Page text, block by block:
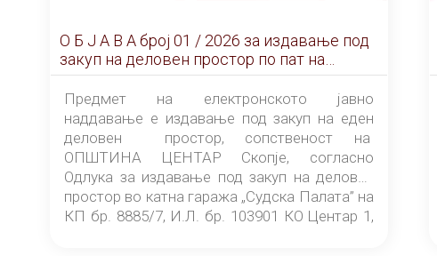
О Б Ј А В А брoj 01 / 2026 за издавање под
закуп на деловен простор по пат на
ЕЛЕКТРОНСКО ЈАВНО НАДДАВАЊЕ
Предмет на електронското јавно
наддавање е издавање под закуп на еден
деловен простор, сопственост на
ОПШТИНА ЦЕНТАР Скопје, согласно
Одлука за издавање под закуп на деловен
простор во катна гаража „Судска Палата” на
КП бр. 8885/7, И.Л. бр. 103901 КО Центар 1,